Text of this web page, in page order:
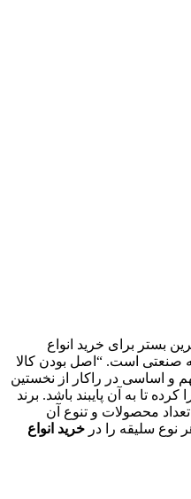
بستر برای خرید انواع
صنعتی است. “اصل بودن کالا
و اساسی در راکار از نخستین
تا به آن پایبند باشد. برند
محصولات و تنوع آن
نوع سلیقه را در خرید انواع